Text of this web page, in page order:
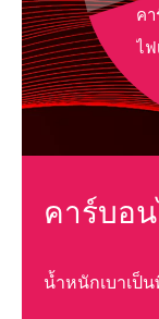
คา
ไฟ
คาร์บอ
น้ำหนักเบาเป็